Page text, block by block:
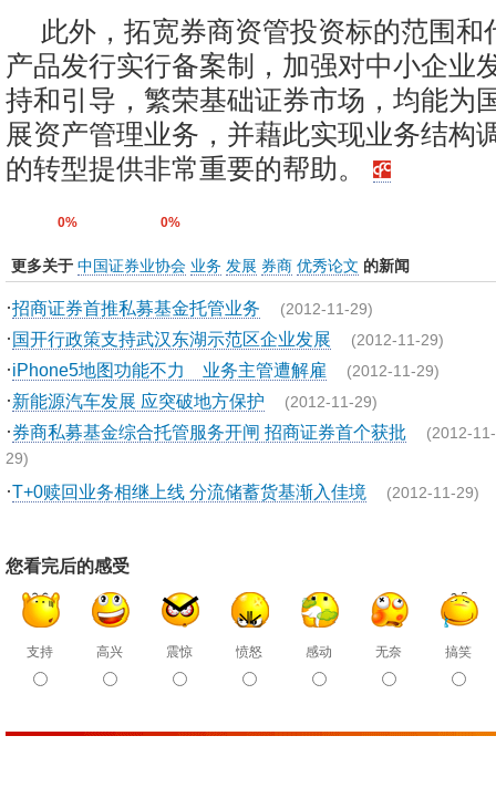
此外，拓宽券商资管投资标的范围和
产品发行实行备案制，加强对中小企业
持和引导，繁荣基础证券市场，均能为
展资产管理业务，并藉此实现业务结构
的转型提供非常重要的帮助。
0% 0%
更多关于 中国证券业协会 业务 发展 券商 优秀论文 的新闻
·招商证券首推私募基金托管业务 (2012-11-29)
·国开行政策支持武汉东湖示范区企业发展 (2012-11-29)
·iPhone5地图功能不力 业务主管遭解雇 (2012-11-29)
·新能源汽车发展 应突破地方保护 (2012-11-29)
·券商私募基金综合托管服务开闸 招商证券首个获批 (2012-11-
29)
·T+0赎回业务相继上线 分流储蓄货基渐入佳境 (2012-11-29)
您看完后的感受
支持 高兴 震惊 愤怒 感动 无奈 搞笑